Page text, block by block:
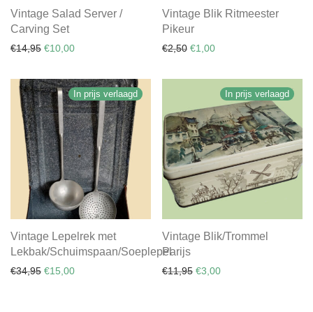
Vintage Salad Server /
Carving Set
€14,95 Oorspronkelijke prijs was: €14,95.
€10,00Huidige prijs is: €10,00.
Vintage Blik Ritmeester
Pikeur
€2,50 Oorspronkelijke prijs was:
€1,00Huidige prijs is: €1,00.
In prijs verlaagd
Vintage Lepelrek met
Lekbak/Schuimspaan/Soeplepel
€34,95 Oorspronkelijke prijs was: €34,95.
€15,00Huidige prijs is: €15,00.
In prijs verlaagd
Vintage Blik/Trommel
Parijs
€11,95 Oorspronkelijke prijs was:
€3,00Huidige prijs is: